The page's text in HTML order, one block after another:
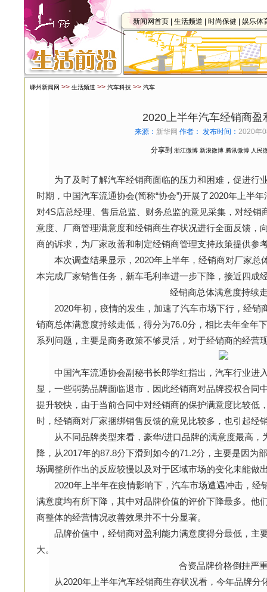
新闻网首页 生活频道 时尚保健 娱乐体
嵊州新闻网 >> 生活频道 >> 汽车科技 >> 汽车
2020上半年汽车经销商盈
来源： 新华网 作者： 发布时间： 2020年
分享到 浙江微博 新浪微博 腾讯微博 人民
为了及时了解汽车经销商面临的压力和困难，促进行
时期，中国汽车流通协会(简称“协会”)开展了2020年上半
对4S店总经理、售后总监、财务总监的意见采集，对经销
意度、厂商管理满意度和经销商生存状况进行全面反馈，
商的诉求，为厂家改善和制定经销商管理支持政策提供参
本次调查结果显示，2020年上半年，经销商对厂家总
本完成厂家销售任务，新车毛利率进一步下降，接近四成
经销商总体满意度持续
2020年初，疫情的发生，加速了汽车市场下行，经销
销商总体满意度持续走低，得分为76.0分，相比去年全年
系列问题，主要是商务政策不够灵活，对于经销商的经营
中国汽车流通协会副秘书长郎学红指出，汽车行业进
显，一些弱势品牌面临退市，因此经销商对品牌授权合同
提升较快，由于当前合同中对经销商的保护满意度比较低
时，经销商对厂家捆绑销售反馈的意见比较多，也引起经
从不同品牌类型来看，豪华/进口品牌的满意度最高，
降，从2017年的87.8分下滑到如今的71.2分，主要是因为
场调整所作出的反应较慢以及对于区域市场的变化未能做
2020年上半年在疫情影响下，汽车市场遭遇冲击，经
满意度均有所下降，其中对品牌价值的评价下降最多。他
商整体的经营情况改善效果并不十分显著。
品牌价值中，经销商对盈利能力满意度得分最低，主
大。
合资品牌价格倒挂严
从2020年上半年汽车经销商生存状况看，今年品牌分